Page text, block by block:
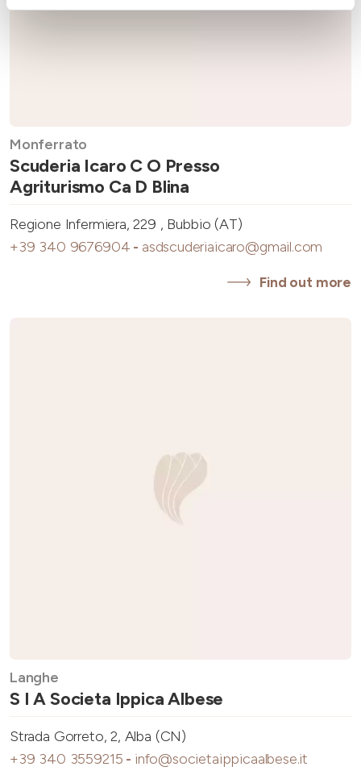
Monferrato
Scuderia Icaro C O Presso
Agriturismo Ca D Blina
Regione Infermiera, 229 , Bubbio (AT)
+39 340 9676904 - asdscuderiaicaro@gmail.com
Find out more
Langhe
S I A Societa Ippica Albese
Strada Gorreto, 2, Alba (CN)
+39 340 3559215 - info@societaippicaalbese.it